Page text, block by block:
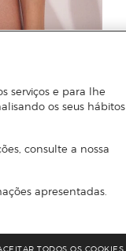
serviços e para lhe
os seus hábitos
consulte a nossa
apresentadas.